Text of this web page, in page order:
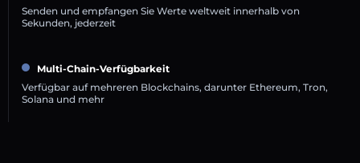
Senden und empfangen Sie Werte weltweit innerhalb von
Sekunden, jederzeit
Multi-Chain-Verfügbarkeit
Verfügbar auf mehreren Blockchains, darunter Ethereum, Tron,
Solana und mehr